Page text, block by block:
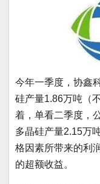
今年一季度，协鑫
硅产量1.86万吨（
着，单看二季度，
多晶硅产量2.15万
格因素所带来的利
的超额收益。